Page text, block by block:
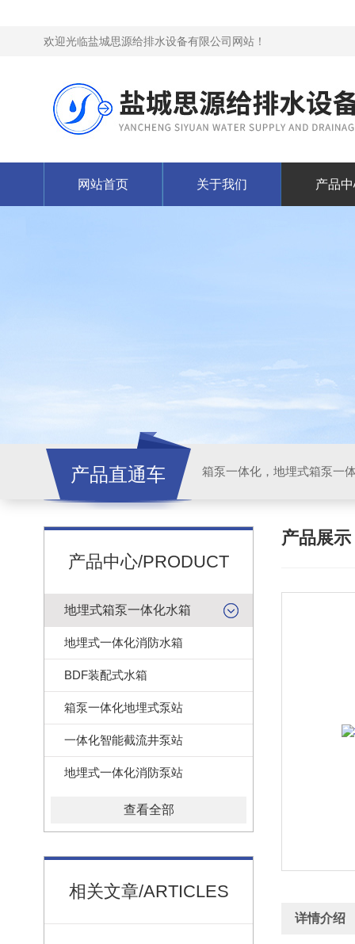
欢迎光临盐城思源给排水设备有限公司网站！
网站首页 关于我们 产品
产品直通车
产品中心/PRODUCT
地埋式箱泵一体化水箱
地埋式一体化消防水箱
BDF装配式水箱
箱泵一体化地埋式泵站
一体化智能截流井泵站
地埋式一体化消防泵站
查看全部
相关文章/ARTICLES
产品展示
详情介绍